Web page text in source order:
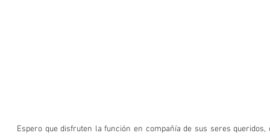
Espero que disfruten la función en compañía de sus seres queridos,